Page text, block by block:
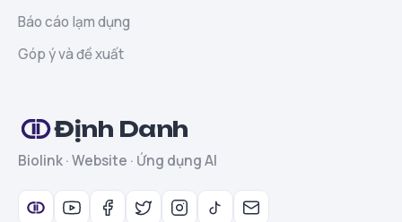
Báo cáo lạm dụng
Góp ý và đề xuất
Định Danh
Biolink · Website · Ứng dụng AI